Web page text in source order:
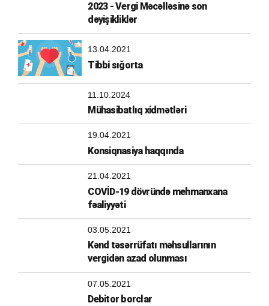
2023 - Vergi Məcəlləsinə son
dəyişikliklər
13.04.2021
Tibbi sığorta
11.10.2024
Mühasibatlıq xidmətləri
19.04.2021
Konsiqnasiya haqqında
21.04.2021
COVİD-19 dövründə mehmanxana
fəaliyyəti
03.05.2021
Kənd təsərrüfatı məhsullarının
vergidən azad olunması
07.05.2021
Debitor borclar